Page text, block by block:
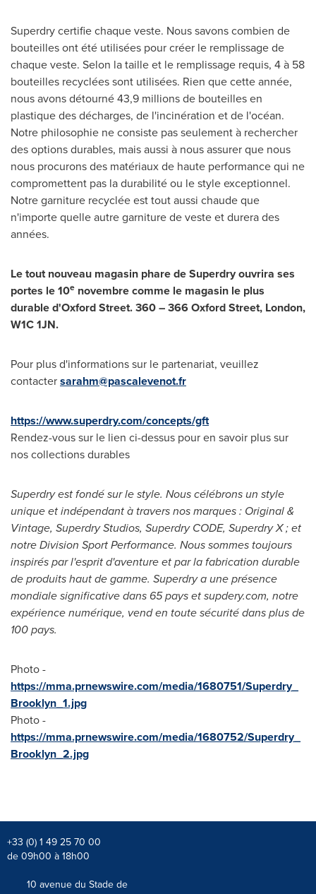
Superdry certifie chaque veste. Nous savons combien de
bouteilles ont été utilisées pour créer le remplissage de
chaque veste. Selon lataille et le remplissage requis, 4 à 58
bouteilles recyclées sont utilisées. Rien que cette année,
nous avons détourné 43,9 millions de bouteilles en
plastique des décharges, de l'incinération et de l'océan.
Notre philosophie ne consiste pas seulement à rechercher
des options durables, mais aussi à nous assurer que nous
nous procurons des matériaux de haute performance qui ne
compromettent pas la durabilité ou le style exceptionnel.
Notre garniture recyclée est tout aussi chaude que
n'importe quelle autre garniture de veste et durera des
années.
Le tout nouveau magasin phare de Superdry ouvrira ses
portes le 10e novembre comme le magasin le plus
durable d'Oxford Street. 360 – 366 Oxford Street, London,
W1C 1JN.
Pour plus d'informations sur le partenariat, veuillez
contactersarahm@pascalevenot.fr
https://www.superdry.com/concepts/gft
Rendez-vous sur le lien ci-dessus pour en savoir plus sur
nos collections durables
Superdry est fondé sur le style. Nous célébrons un style
unique et indépendant à travers nos marques : Original &
Vintage, Superdry Studios, Superdry CODE, Superdry X ; et
notre Division Sport Performance. Nous sommes toujours
inspirés par l'esprit d'aventure et par la fabrication durable
de produits haut de gamme. Superdry a une présence
mondiale significative dans 65 pays et supdery.com, notre
expérience numérique, vend en toute sécurité dans plus de
100 pays.
Photo -
https://mma.prnewswire.com/media/1680751/Superdry_
Brooklyn_1.jpg
Photo -
https://mma.prnewswire.com/media/1680752/Superdry_
Brooklyn_2.jpg
+33 (0) 1 49 25 70 00
de 09h00 à 18h00
10 avenue du Stade de